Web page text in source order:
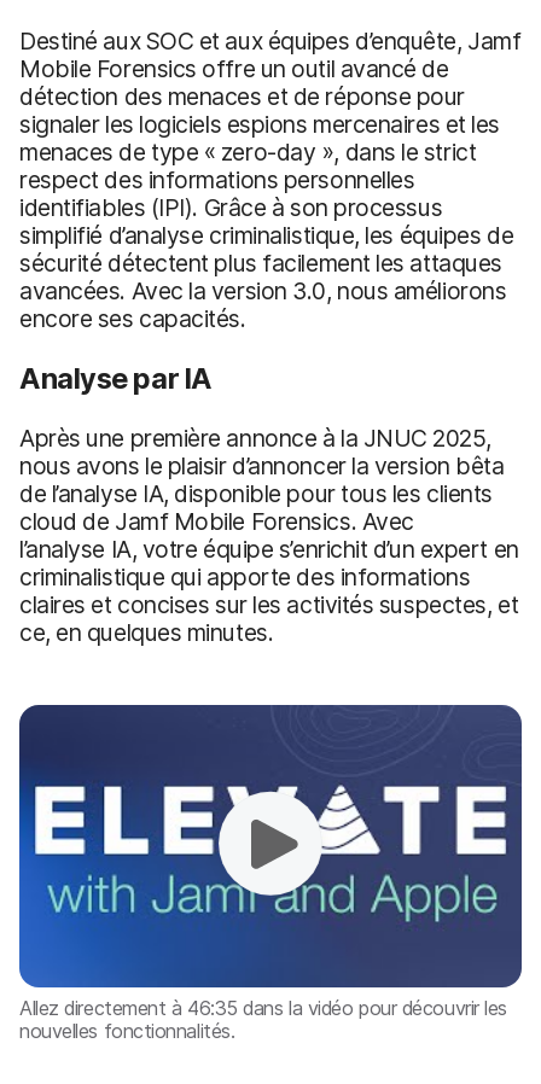
Destiné aux SOC et aux équipes d’enquête, Jamf
Mobile Forensics offre un outil avancé de
détection des menaces et de réponse pour
signaler les logiciels espions mercenaires et les
menaces de type « zero-day », dans le strict
respect des informations personnelles
identifiables (IPI). Grâce à son processus
simplifié d’analyse criminalistique, les équipes de
sécurité détectent plus facilement les attaques
avancées. Avec la version 3.0, nous améliorons
encore ses capacités.
Analyse par IA
Après une première annonce à la JNUC 2025,
nous avons le plaisir d’annoncer la version bêta
de l’analyse IA, disponible pour tous les clients
cloud de Jamf Mobile Forensics. Avec
l’analyse IA, votre équipe s’enrichit d’un expert en
criminalistique qui apporte des informations
claires et concises sur les activités suspectes, et
ce, en quelques minutes.
Allez directement à 46:35 dans la vidéo pour découvrir les
nouvelles fonctionnalités.